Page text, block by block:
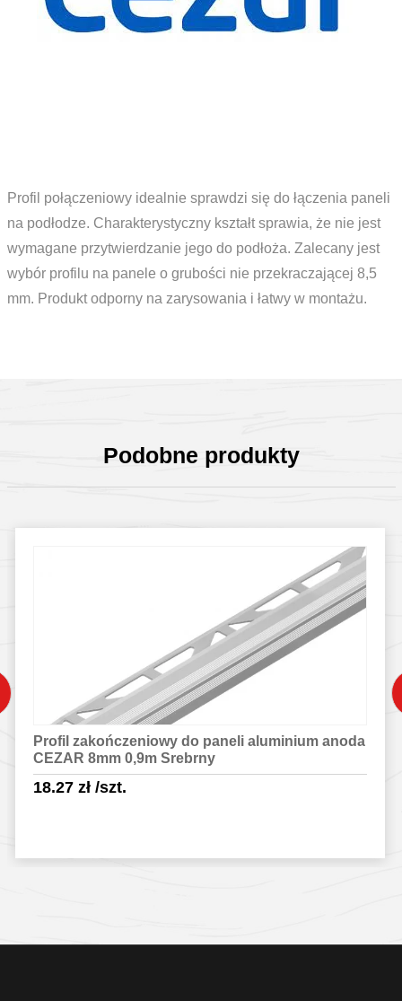
Profil połączeniowy idealnie sprawdzi się do łączenia paneli
na podłodze. Charakterystyczny kształt sprawia, że nie jest
wymagane przytwierdzanie jego do podłoża. Zalecany jest
wybór profilu na panele o grubości nie przekraczającej 8,5
mm. Produkt odporny na zarysowania i łatwy w montażu.
Podobne produkty
Profil zakończeniowy do paneli aluminium anoda
CEZAR 8mm 0,9m Srebrny
18.27 zł/szt.